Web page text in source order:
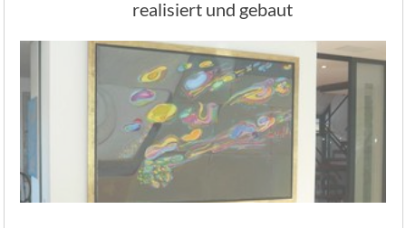
realisiert und gebaut